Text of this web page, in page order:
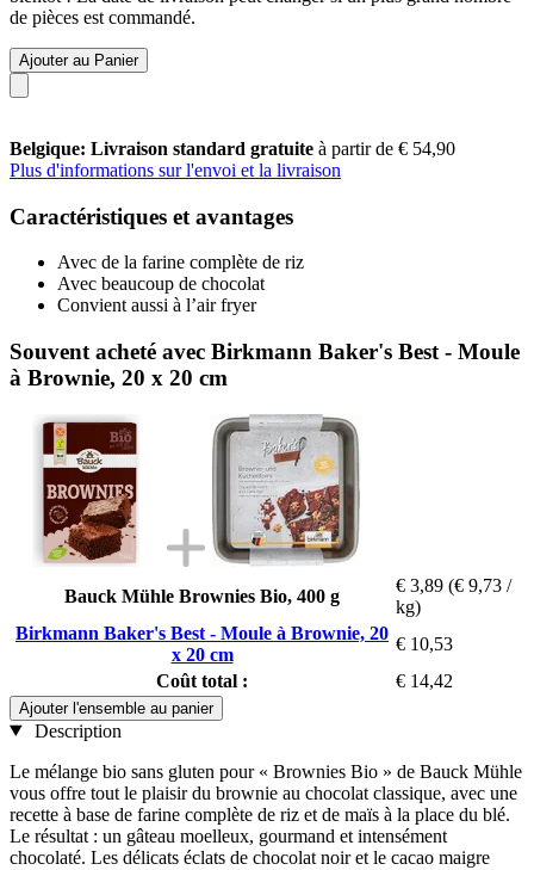
de pièces est commandé.
Ajouter au Panier
Belgique: Livraison standard gratuite à partir de € 54,90
Plus d'informations sur l'envoi et la livraison
Caractéristiques et avantages
Avec de la farine complète de riz
Avec beaucoup de chocolat
Convient aussi à l’air fryer
Souvent acheté avec Birkmann Baker's Best - Moule
à Brownie, 20 x 20 cm
Bauck Mühle Brownies Bio, 400 g
€ 3,89 (€ 9,73 /
kg)
Birkmann Baker's Best - Moule à Brownie, 20
x 20 cm
€ 10,53
Coût total :
€ 14,42
Ajouter l'ensemble au panier
Description
Le mélange bio sans gluten pour « Brownies Bio » de Bauck Mühle
vous offre tout le plaisir du brownie au chocolat classique, avec une
recette à base de farine complète de riz et de maïs à la place du blé.
Le résultat : un gâteau moelleux, gourmand et intensément
chocolaté. Les délicats éclats de chocolat noir et le cacao maigre